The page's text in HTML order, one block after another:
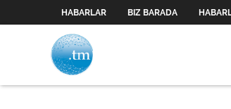
HABARLAR BIZ BARADA